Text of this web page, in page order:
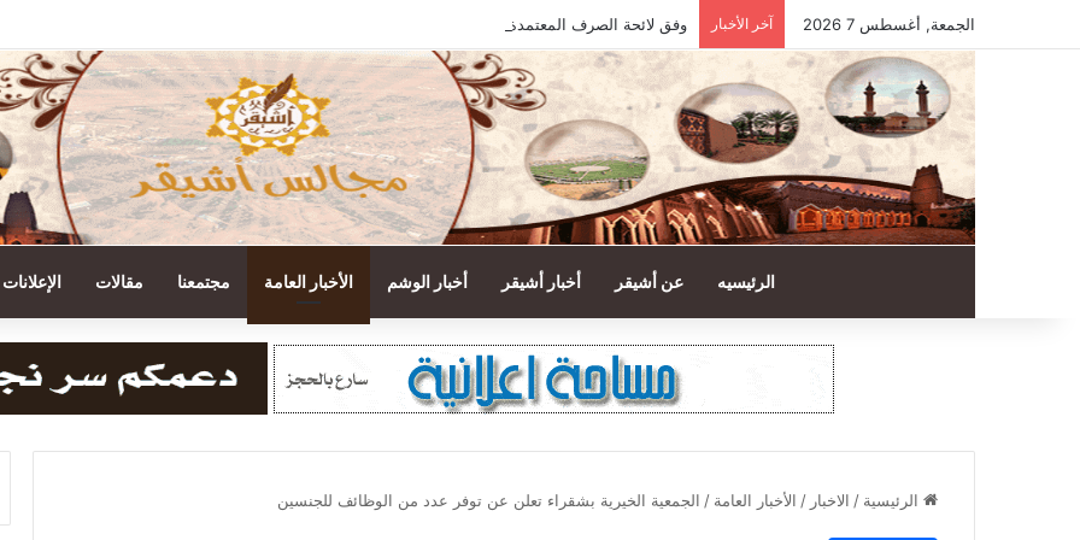
الجمعة, أغسطس 7 2026 آخر الأخبار وفق لائحة الصرف المعتمدة.. جمعية أشيقر تودع مستحقات الزكاة في حسابات المستفيدين
الرئيسيه عن أشيقر أخبار أشيقر أخبار الوشم الأخبار العامة مجتمعنا مقالات الإعلانات
الرئيسية / الاخبار / الأخبار العامة / الجمعية الخيرية بشقراء تعلن عن توفر عدد من الوظائف للجنسين